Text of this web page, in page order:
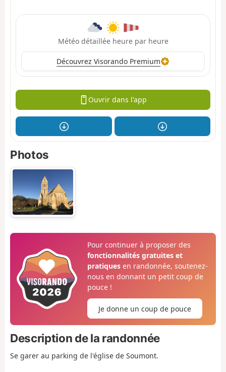
Météo détaillée heure par heure
Découvrez Visorando Premium
Ouvrir dans l'app
Photos
Pour continuer à proposer des
fonctionnalités gratuites et
pratiquesen randonnée, soutenez-
nous en donnant un petit coup de
pouce !
Je donne un coup de pouce
Description de la randonnée
Se garer au parking de l'église de Soumont.